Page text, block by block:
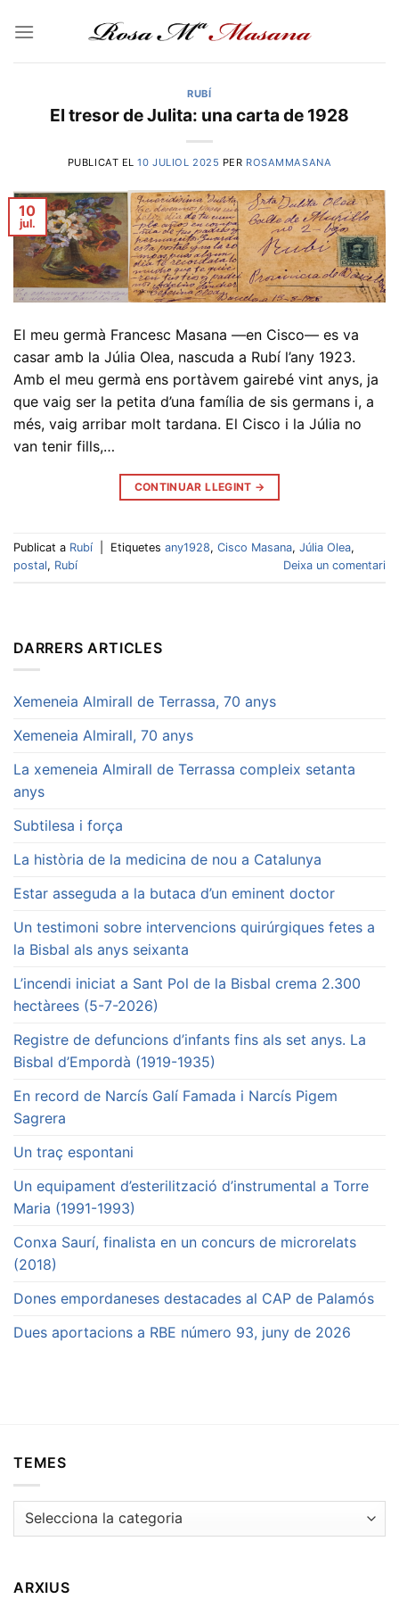
RUBÍ
El tresor de Julita: una carta de 1928
PUBLICAT EL10 JULIOL 2025 PER ROSAMMASANA
10
jul.
El meu germà Francesc Masana —en Cisco— es va
casar amb la Júlia Olea, nascuda a Rubí l’any 1923.
Amb el meu germà ens portàvem gairebé vint anys, ja
que vaig ser la petita d’una família de sis germans i, a
més, vaig arribar molt tardana. El Cisco i la Júlia no
van tenir fills,…
CONTINUAR LLEGINT →
Publicat a Rubí Etiquetes any1928, Cisco Masana, Júlia Olea,
postal, Rubí Deixa un comentari
DARRERS ARTICLES
Xemeneia Almirall de Terrassa, 70 anys
Xemeneia Almirall, 70 anys
La xemeneia Almirall de Terrassa compleix setanta
anys
Subtilesa i força
La història de la medicina de nou a Catalunya
Estar asseguda a la butaca d’un eminent doctor
Un testimoni sobre intervencions quirúrgiques fetes a
la Bisbal als anys seixanta
L’incendi iniciat a Sant Pol de la Bisbal crema 2.300
hectàrees (5-7-2026)
Registre de defuncions d’infants fins als set anys. La
Bisbal d’Empordà (1919-1935)
En record de Narcís Galí Famada i Narcís Pigem
Sagrera
Un traç espontani
Un equipament d’esterilització d’instrumental a Torre
Maria (1991-1993)
Conxa Saurí, finalista en un concurs de microrelats
(2018)
Dones empordaneses destacades al CAP de Palamós
Dues aportacions a RBE número 93, juny de 2026
TEMES
Temes
ARXIUS